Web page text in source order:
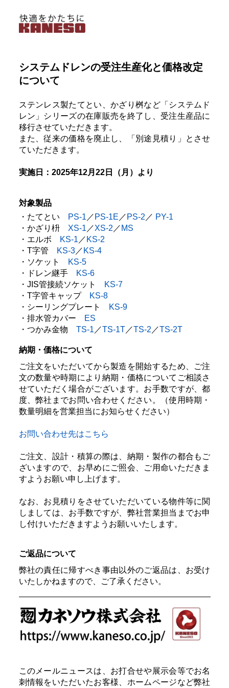
システムドレンの受注生産化と価格改定
について
ステンレス製たてとい、かざり桝など「システムド
レン」シリーズの在庫販売を終了し、受注生産品に
移行させていただきます。
また、従来の価格を廃止し、「別途見積り」とさせ
ていただきます。
実施日：2025年12月22日（月）より
対象製品
・たてとい
PS-1 ／ PS-1E ／ PS-2 ／ PY-1
・ かざり枡 XS-1 ／XS-2 ／ MS
・エルボ
KS-1 ／ KS-2
・T字管
KS-3／ KS-4
・ソケット
KS-5
・
ドレン継手
KS-6
・ JIS管接続ソケット
KS-7
・ T字管キャップ
KS-8
・ シーリングプレート
KS-9
・ 排水管カバー
ES
・ つかみ金物 TS-1 ／TS-1T／TS-2 ／TS-2T
納期・価格について
ご注文をいただいてから製造を開始するため、ご注
文の数量や時期により納期・価格についてご相談さ
せていただく場合がございます。お手数ですが、都
度、弊社までお問い合わせください。（使用時期・
数量明細を営業担当にお知らせください）
お問い合わせ先はこちら
ご注文、設計・積算の際は、納期・製作の都合もご
ざいますので、お早めにご照会、ご用命いただきま
すようお願い申し上げます。
なお、お見積りをさせていただいている物件等に関
しましては、お手数ですが、弊社営業担当までお申
し付けいただきますようお願いいたします。
ご返品について
弊社の責任に帰すべき事由以外のご返品は、お受け
いたしかねますので、ご了承ください。
このメールニュースは、お打合せや展示会等でお名
刺情報をいただいたお客様、ホームページなど弊社